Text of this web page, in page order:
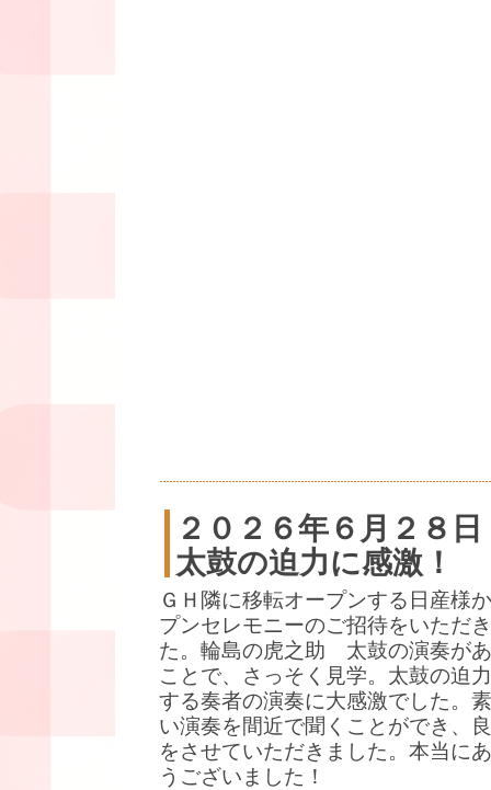
２０２６年６月２８日
太鼓の迫力に感激！
ＧＨ隣に移転オープンする日産様
プンセレモニーのご招待をいただ
た。輪島の虎之助 太鼓の演奏が
ことで、さっそく見学。太鼓の迫
する奏者の演奏に大感激でした。
い演奏を間近で聞くことができ、
をさせていただきました。本当に
うございました！